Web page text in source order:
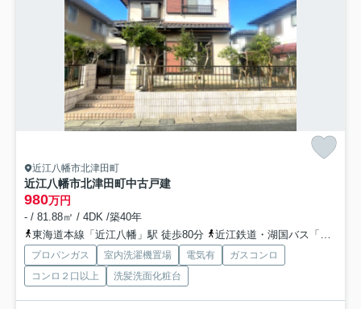
近江八幡市北津田町
近江八幡市北津田町中古戸建
980万円
- / 81.88㎡ / 4DK /築40年
東海道本線「近江八幡」駅 徒歩80分
近江鉄道・湖国バス「北津田」バス停下車 徒歩3分
プロパンガス 室内洗濯機置場 電気有
ガスコンロ
コンロ２口以上
洗髪洗面化粧台